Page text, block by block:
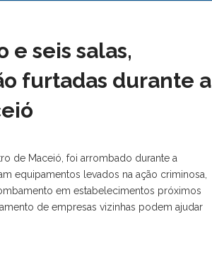
seis salas,
furtadas durante a
de Maceió, foi arrombado durante a
equipamentos levados na ação criminosa,
em estabelecimentos próximos
de empresas vizinhas podem ajudar